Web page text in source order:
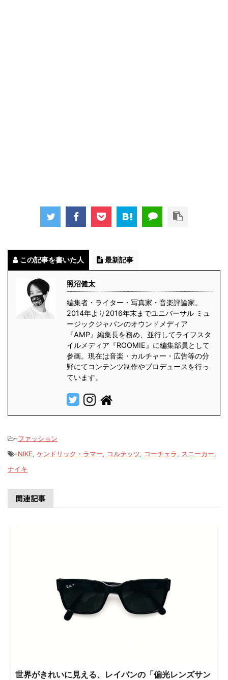
この記事を書いた人 最新記事
照沼健太
編集者・ライター・写真家・音楽評論家。
2014年より2016年末までユニバーサル ミュ
ージックジャパンのオウンドメディア
『AMP』編集長を務め、並行してライフスタ
イルメディア『ROOMIE』に編集部員として
参画。現在は音楽・カルチャー・広告等の分
野にてコンテンツ制作やプロデュースを行っ
ています。
-ファッション
-NIKE, ケンドリック・ラマー, コルテッツ, コーチェラ, スニーカー,
ナイキ
関連記事
世界がきれいに見える、レイバンの「偏光レンズサン